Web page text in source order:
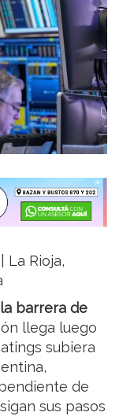
La Rioja,
barrera de
llega luego
subiera
de
sus pasos